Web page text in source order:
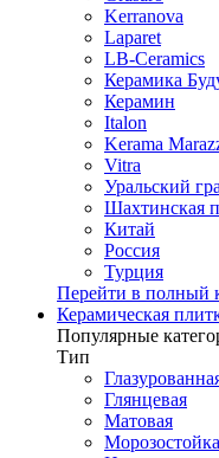
Kerranova
Laparet
LB-Ceramics
Керамика
Керамин
Italon
Kerama
Vitra
Уральский
Шахтинская
Китай
Россия
Турция
Перейти в полный
Керамическая
Популярные
Тип
Глянцевая
Матовая